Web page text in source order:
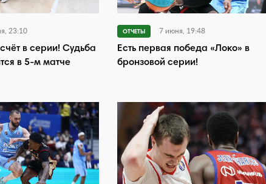
23:10
в серии! Судьба
в 5-м матче
ОТЧЕТЫ 7 июня, 19:48
Есть первая победа «Локо» в
бронзовой серии!